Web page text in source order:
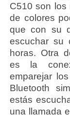
C510 son los
de colores
que con su
escuchar su
horas. Otra
es la
emparejar
Bluetooth
estás
una llamada